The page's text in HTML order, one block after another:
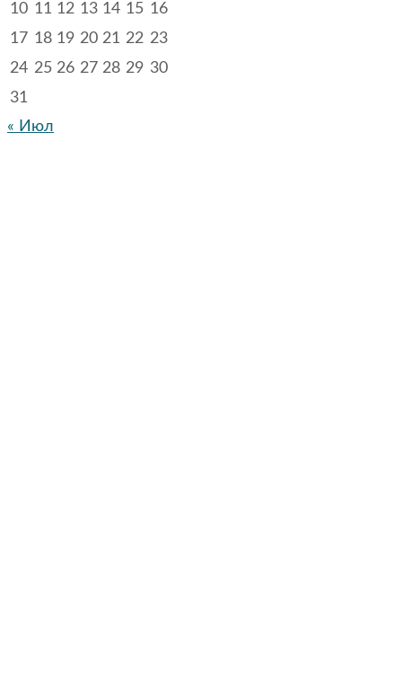
10 11 12 13 14 15 16
17 18 19 20 21 22 23
24 25 26 27 28 29 30
31
« Июл